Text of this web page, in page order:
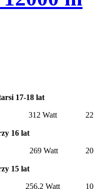
17-18 lat
312 Watt
16 lat
269 Watt
15 lat
256,2 Watt